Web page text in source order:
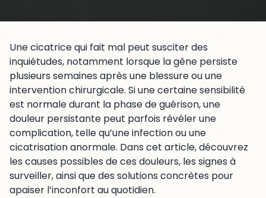
Une cicatrice qui fait mal peut susciter des
inquiétudes, notamment lorsque la gêne persiste
plusieurs semaines après une blessure ou une
intervention chirurgicale. Si une certaine sensibilité
est normale durant la phase de guérison, une
douleur persistante peut parfois révéler une
complication, telle qu’une infection ou une
cicatrisation anormale. Dans cet article, découvrez
les causes possibles de ces douleurs, les signes à
surveiller, ainsi que des solutions concrètes pour
apaiser l’inconfort au quotidien.